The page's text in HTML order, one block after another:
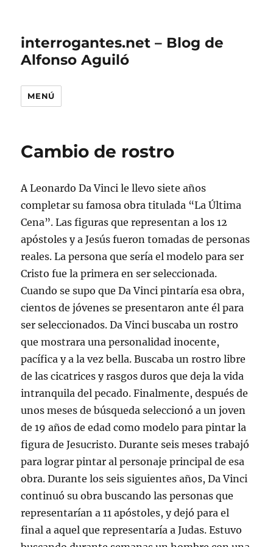
interrogantes.net – Blog de
Alfonso Aguiló
MENÚ
Cambio de rostro
A Leonardo Da Vinci le llevo siete años
completar su famosa obra titulada “La Última
Cena”. Las figuras que representan a los 12
apóstoles y a Jesús fueron tomadas de personas
reales. La persona que sería el modelo para ser
Cristo fue la primera en ser seleccionada.
Cuando se supo que Da Vinci pintaría esa obra,
cientos de jóvenes se presentaron ante él para
ser seleccionados. Da Vinci buscaba un rostro
que mostrara una personalidad inocente,
pacífica y a la vez bella. Buscaba un rostro libre
de las cicatrices y rasgos duros que deja la vida
intranquila del pecado. Finalmente, después de
unos meses de búsqueda seleccionó a un joven
de 19 años de edad como modelo para pintar la
figura de Jesucristo. Durante seis meses trabajó
para lograr pintar al personaje principal de esa
obra. Durante los seis siguientes años, Da Vinci
continuó su obra buscando las personas que
representarían a 11 apóstoles, y dejó para el
final a aquel que representaría a Judas. Estuvo